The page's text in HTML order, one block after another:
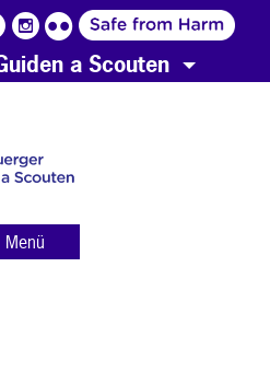
a Scouten
Menü